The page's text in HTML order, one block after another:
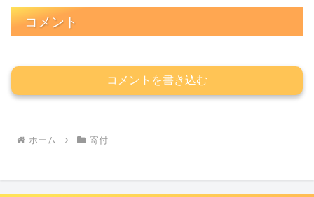
コメント
コメントを書き込む
ホーム 寄付